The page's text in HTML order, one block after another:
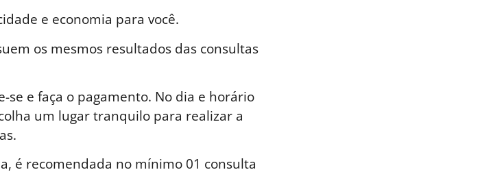
e economia para você.
os mesmos resultados das consultas
se e faça o pagamento. No dia e horário
um lugar tranquilo para realizar a
é recomendada no mínimo 01 consulta